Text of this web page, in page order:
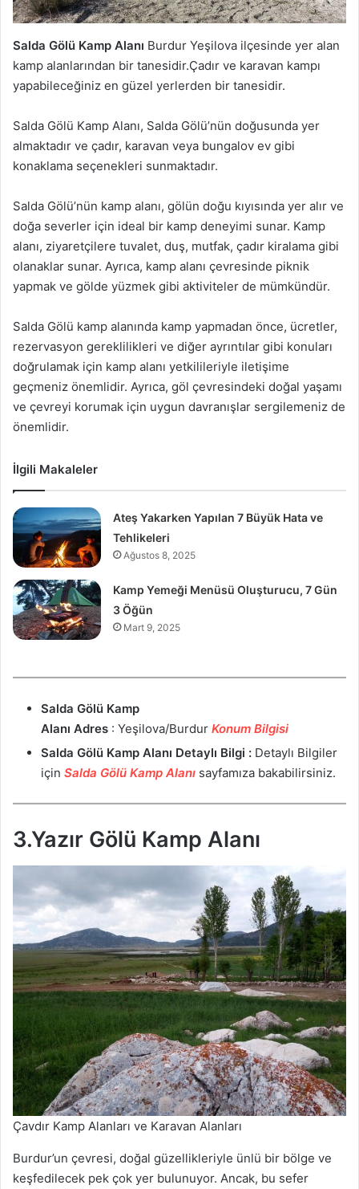
Salda Gölü Kamp Alanı Burdur Yeşilova ilçesinde yer alan
kamp alanlarından bir tanesidir.Çadır ve karavan kampı
yapabileceğiniz en güzel yerlerden bir tanesidir.
Salda Gölü Kamp Alanı, Salda Gölü’nün doğusunda yer
almaktadır ve çadır, karavan veya bungalov ev gibi
konaklama seçenekleri sunmaktadır.
Salda Gölü’nün kamp alanı, gölün doğu kıyısında yer alır ve
doğa severler için ideal bir kamp deneyimi sunar. Kamp
alanı, ziyaretçilere tuvalet, duş, mutfak, çadır kiralama gibi
olanaklar sunar. Ayrıca, kamp alanı çevresinde piknik
yapmak ve gölde yüzmek gibi aktiviteler de mümkündür.
Salda Gölü kamp alanında kamp yapmadan önce, ücretler,
rezervasyon gereklilikleri ve diğer ayrıntılar gibi konuları
doğrulamak için kamp alanı yetkilileriyle iletişime
geçmeniz önemlidir. Ayrıca, göl çevresindeki doğal yaşamı
ve çevreyi korumak için uygun davranışlar sergilemeniz de
önemlidir.
İlgili Makaleler
Ateş Yakarken Yapılan 7 Büyük Hata ve
Tehlikeleri
Ağustos 8, 2025
Kamp Yemeği Menüsü Oluşturucu, 7 Gün
3 Öğün
Mart 9, 2025
Salda Gölü Kamp
Alanı Adres : Yeşilova/Burdur Konum Bilgisi
Salda Gölü Kamp Alanı Detaylı Bilgi : Detaylı Bilgiler
için Salda Gölü Kamp Alanı sayfamıza bakabilirsiniz.
3.Yazır Gölü Kamp Alanı
Çavdır Kamp Alanları ve Karavan Alanları
Burdur’un çevresi, doğal güzellikleriyle ünlü bir bölge ve
keşfedilecek pek çok yer bulunuyor. Ancak, bu sefer